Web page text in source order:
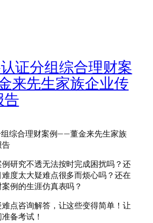
证分组综合理财案
来先生家族企业传
告
综合理财案例——董金来先生家族
告
研究不透无法按时完成困扰吗？还
度太大疑难点很多而烦心吗？还在
例的生涯仿真表吗？
点咨询解答，让这些变得简单！让
备考试！